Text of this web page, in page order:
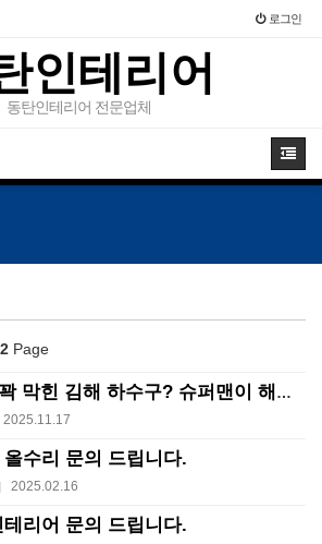
로그인
인테리어
동탄인테리어 전문업체
2 Page
힌 김해 하수구? 슈퍼맨이 해결사! ?…
2025.11.17
수리 문의 드립니다.
| 2025.02.16
리어 문의 드립니다.